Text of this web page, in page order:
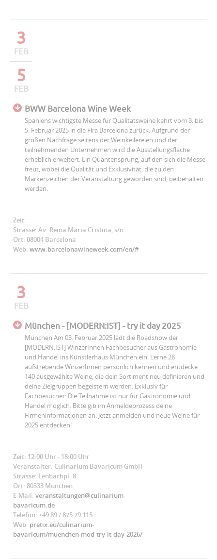
3
FEB
5
FEB
BWW Barcelona Wine Week
Spaniens wichtigste Messe für Qualitätsweine kehrt vom 3. bis
5. Februar 2025 in die Fira Barcelona zurück. Aufgrund der
großen Nachfrage seitens der Weinkellereien und der
teilnehmenden Unternehmen wird die Ausstellungsfläche
erheblich erweitert. Ein Quantensprung, auf den sich die Messe
freut, wobei die Qualität und Exklusivität, die zu den
Markenzeichen der Veranstaltung geworden sind, beibehalten
werden.
Zeit:
Strasse: Av. Reina Maria Cristina, s/n
Ort: 08004 Barcelona
Web: www.barcelonawineweek.com/en/#
3
FEB
München - [MODERN:IST] - try it day 2025
München Am 03. Februar 2025 lädt die Roadshow der
[MODERN:IST] WinzerInnen Fachbesucher aus Gastronomie
und Handel ins Künstlerhaus München ein. Lerne 28
aufstrebende WinzerInnen persönlich kennen und entdecke
140 ausgewählte Weine, die dein Sortiment neu definieren und
deine Zielgruppen begeistern werden. Exklusiv für
Fachbesucher: Die Teilnahme ist nur für Gastronomie und
Handel möglich. Bitte gib im Anmeldeprozess deine
Firmeninformationen an. Jetzt anmelden und neue Weine für
2025 entdecken!
Zeit: 12:00 Uhr - 18:00 Uhr
Veranstalter: Culinarium Bavaricum GmbH
Strasse: Lenbachpl. 8
Ort: 80333 München
E-Mail: veranstaltungen@culinarium-
bavaricum.de
Telefon: +49 89 / 875 79 115
Web: pretix.eu/culinarium-
bavaricum/muenchen-mod-try-it-day-2026/